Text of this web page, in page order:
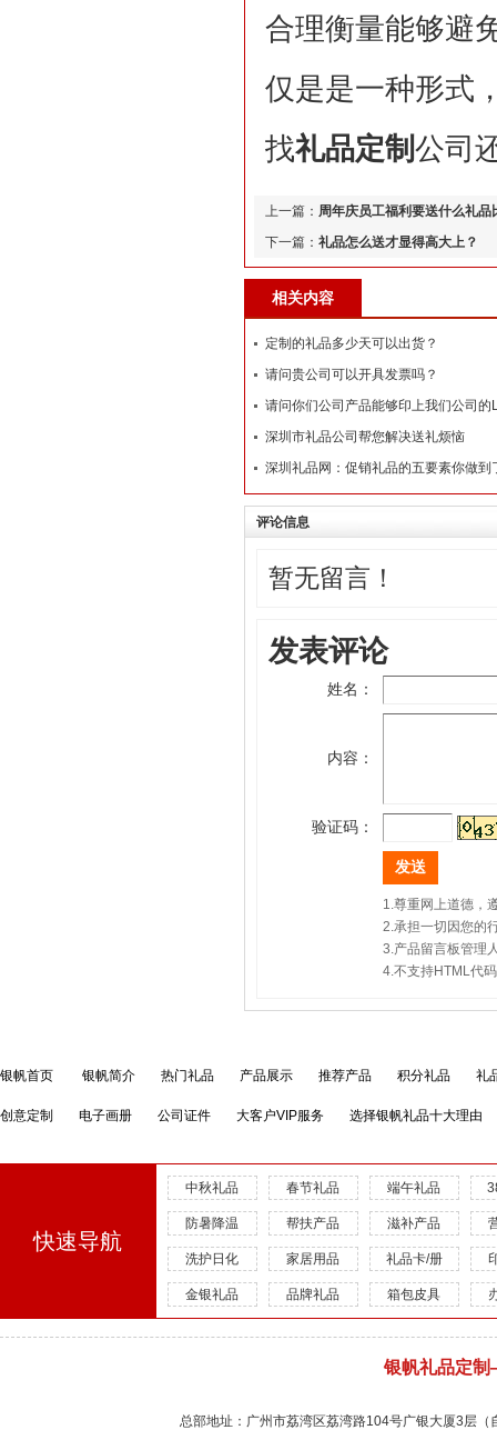
合理衡量能够避
仅是是一种形式
找礼品定制公司
上一篇： 周年庆员工福利要送什么礼品
下一篇： 礼品怎么送才显得高大上？
相关内容
定制的礼品多少天可以出货？
请问贵公司可以开具发票吗？
请问你们公司产品能够印上我们公司的
深圳市礼品公司帮您解决送礼烦恼
深圳礼品网：促销礼品的五要素你做到
评论信息
暂无留言！
发表评论
姓名：
内容：
验证码：
1.尊重网上道德，
2.承担一切因您的
3.产品留言板管理
4.不支持HTML代
银帆首页 银帆简介 热门礼品 产品展示 推荐产品 积分礼品 礼
创意定制 电子画册 公司证件 大客户VIP服务 选择银帆礼品十大理由
快速导航
中秋礼品 春节礼品 端午礼品
防暑降温 帮扶产品 滋补产品
洗护日化 家居用品 礼品卡/册
金银礼品 品牌礼品 箱包皮具
银帆礼品定
总部地址：广州市荔湾区荔湾路104号广银大厦3层